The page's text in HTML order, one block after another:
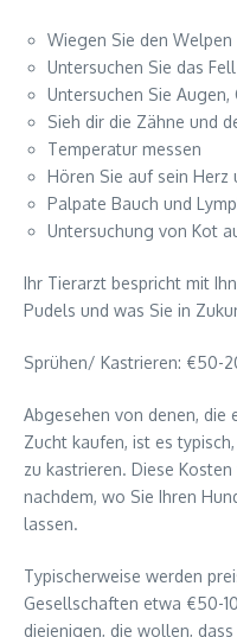
Wiegen Sie den Welpen
Untersuchen Sie das Fell
Untersuchen Sie Augen,
Sieh dir die Zähne und
Temperatur messen
Hören Sie auf sein Herz
Palpate Bauch und
Untersuchung von Kot
Ihr Tierarzt bespricht mit
Pudels und was Sie in
Sprühen/ Kastrieren: €50-
Abgesehen von denen, die
Zucht kaufen, ist es
zu kastrieren. Diese
nachdem, wo Sie Ihren
lassen.
Typischerweise werden
Gesellschaften etwa €50-
diejenigen, die wollen,